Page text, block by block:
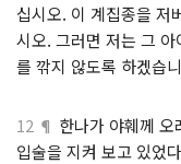
십시오. 이 계집종을 저
시오. 그러면 저는 그
를 깎지 않도록 하겠습
12 ¶ 한나가 야훼께 오
입술을 지켜 보고 있었